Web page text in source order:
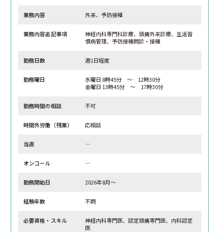
業務内容 外来、予防接種
業務内容追記事項
神経内科専門科診療、頭痛外来診療、生活習
慣病管理、予防接種問診・接種
勤務日数 週1日程度
勤務曜日
水曜日 8時45分 ～ 12時30分
金曜日 13時45分 ～ 17時30分
勤務時間の相談 不可
時間外労働（残業） 応相談
当直 ―
オンコール ―
勤務開始日 2026年8月～
経験年数 不問
必要資格・スキル
神経内科専門医、認定頭痛専門医、内科認定
医